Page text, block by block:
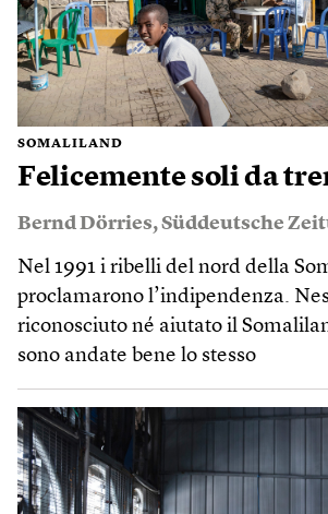
SOMALILAND
Felicemente soli da
Bernd Dörries,Süddeutsche
Nel 1991 i ribelli del nord della
proclamarono l’indipendenza.
riconosciuto né aiutato il
sono andate bene lo stesso